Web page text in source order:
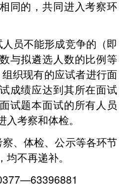
同的，共同进入考察环
员不能形成竞争的（即
与拟遴选人数的比例等
织现有的应试者进行面
成绩应达到其所在面试
试题本面试的所有人员
考察和体检。
、体检、公示等各环节
不再递补。